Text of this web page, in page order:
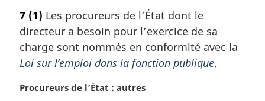
t
e
m
a
r
g
7 (1) Les procureurs de l’État dont le
directeur a besoin pour l’exercice de sa
charge sont nommés en conformité avec la
Loi sur l’emploi dans la fonction publique.
N
Procureurs de l’État : autres